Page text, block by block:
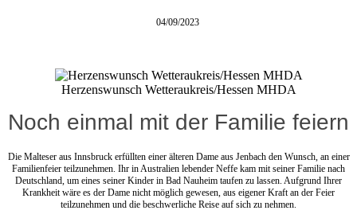
04/09/2023
Herzenswunsch Wetteraukreis/Hessen MHDA
Noch einmal mit der Familie feiern
Die Malteser aus Innsbruck erfüllten einer älteren Dame aus Jenbach den Wunsch, an einer
Familienfeier teilzunehmen. Ihr in Australien lebender Neffe kam mit seiner Familie nach
Deutschland, um eines seiner Kinder in Bad Nauheim taufen zu lassen. Aufgrund Ihrer
Krankheit wäre es der Dame nicht möglich gewesen, aus eigener Kraft an der Feier
teilzunehmen und die beschwerliche Reise auf sich zu nehmen.